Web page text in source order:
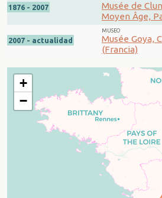
1876 - 2007
Musée de
Moyen Âge,
2007 - actualidad
MUSEO
Musée Goya,
(Francia)
+
−